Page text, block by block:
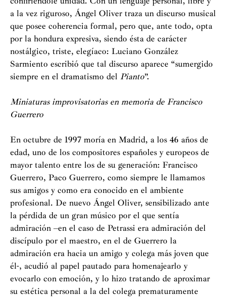
a la vez riguroso, Ángel Oliver traza un discurso musical
que posee coherencia formal, pero que, ante todo, opta
por la hondura expresiva, siendo ésta de carácter
nostálgico, triste, elegíaco: Luciano González
Sarmiento escribió que tal discurso aparece “sumergido
siempre en el dramatismo del Pianto”.
Miniaturas improvisatorias en memoria de Francisco
Guerrero
En octubre de 1997 moría en Madrid, a los 46 años de
edad, uno de los compositores españoles y europeos de
mayor talento entre los de su generación: Francisco
Guerrero, Paco Guerrero, como siempre le llamamos
sus amigos y como era conocido en el ambiente
profesional. De nuevo Ángel Oliver, sensibilizado ante
la pérdida de un gran músico por el que sentía
admiración –en el caso de Petrassi era admiración del
discípulo por el maestro, en el de Guerrero la
admiración era hacia un amigo y colega más joven que
él-, acudió al papel pautado para homenajearlo y
evocarlo con emoción, y lo hizo tratando de aproximar
su estética personal a la del colega prematuramente